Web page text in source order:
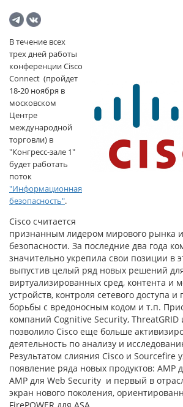
В течение всех
трех дней работы
конференции Cisco
Connect (пройдет
18-20 ноября в
московском
Центре
международной
торговли) в
"Конгресс-зале 1"
будет работать
поток
"Информационная
безопасность".
Cisco считается
признанным лидером мирового рынка
безопасности. За последние два года
значительно укрепила свои позиции в
выпустив целый ряд новых решений
виртуализированных сред, контента и
устройств, контроля сетевого доступа
борьбы с вредоносным кодом и т.п.
компаний Cognitive Security, ThreatGRID
позволило Cisco еще больше
деятельность по анализу и
Результатом слияния Cisco и Sourcefire
появление ряда новых продуктов: AMP
AMP для Web Security и первый в
экран нового поколения,